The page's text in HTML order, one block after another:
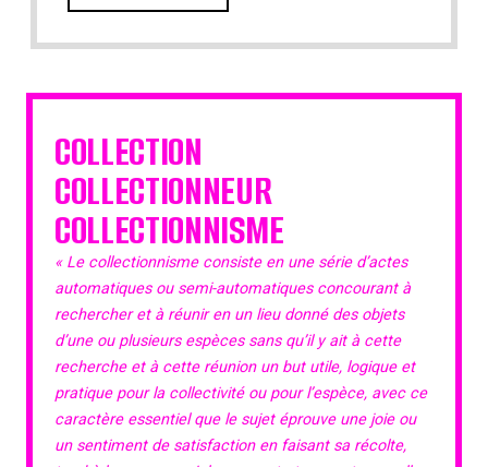
COLLECTION
COLLECTIONNEUR
COLLECTIONNISME
« Le collectionnisme consiste en une série d’actes
automatiques ou semi-automatiques concourant à
rechercher et à réunir en un lieu donné des objets
d’une ou plusieurs espèces sans qu’il y ait à cette
recherche et à cette réunion un but utile, logique et
pratique pour la collectivité ou pour l’espèce, avec ce
caractère essentiel que le sujet éprouve une joie ou
un sentiment de satisfaction en faisant sa récolte,